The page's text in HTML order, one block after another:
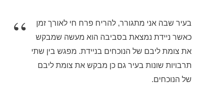
בעיר שבה אני מתגורר, להריח פרח חי לאורך זמן
כאשר ניידת נמצאת בסביבה הוא מעשה שמבקש
את צומת ליבם של הנוכחים בניידת. מפגש בין שתי
תרבויות שונות בעיר גם כן מבקש את צומת ליבם
של הנוכחים.